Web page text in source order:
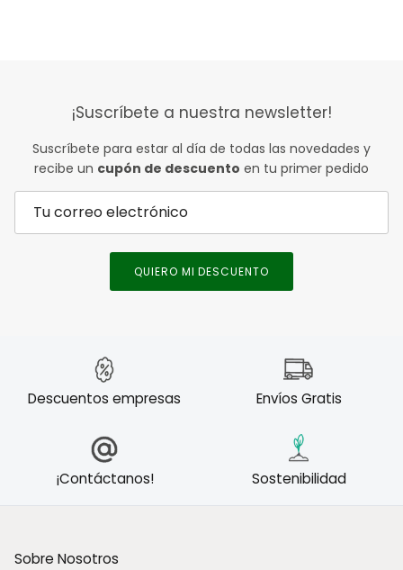
¡Suscríbete a nuestra newsletter!
Suscríbete para estar al día de todas las novedades y
recibe un cupón de descuento en tu primer pedido
QUIERO MI DESCUENTO
Descuentos empresas Envíos Gratis
¡Contáctanos! Sostenibilidad
Sobre Nosotros